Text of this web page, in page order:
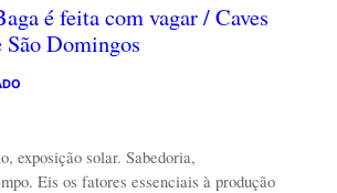
é feita com vagar / Caves
São Domingos
exposição solar. Sabedoria,
Eis os fatores essenciais à produção